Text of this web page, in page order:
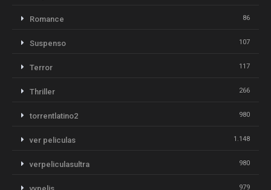
Romance 86
Suspenso 107
Terror 117
Thriller 266
torrentlatino2 980
ver peliculas 1.148
verpeliculasultra 980
979